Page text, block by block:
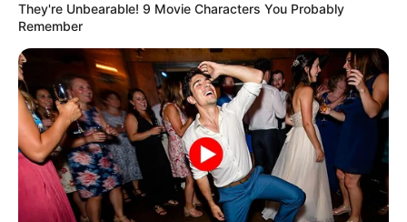
They're Unbearable! 9 Movie Characters You Probably
Remember